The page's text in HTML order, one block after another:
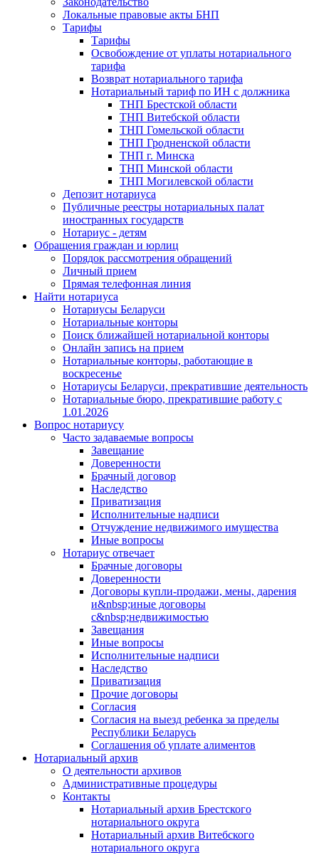
Локальные правовые акты БНП
Тарифы
Тарифы
Освобождение от уплаты нотариального
тарифа
Возврат нотариального тарифа
Нотариальный тариф по ИН с должника
ТНП Брестской области
ТНП Витебской области
ТНП Гомельской области
ТНП Гродненской области
ТНП г. Минска
ТНП Минской области
ТНП Могилевской области
Депозит нотариуса
Публичные реестры нотариальных палат
иностранных государств
Нотариус - детям
Обращения граждан и юрлиц
Порядок рассмотрения обращений
Личный прием
Прямая телефонная линия
Найти нотариуса
Нотариусы Беларуси
Нотариальные конторы
Поиск ближайшей нотариальной конторы
Онлайн запись на прием
Нотариальные конторы, работающие в
воскресенье
Нотариусы Беларуси, прекратившие деятельность
Нотариальные бюро, прекратившие работу с
1.01.2026
Вопрос нотариусу
Часто задаваемые вопросы
Завещание
Доверенности
Брачный договор
Наследство
Приватизация
Исполнительные надписи
Отчуждение недвижимого имущества
Иные вопросы
Нотариус отвечает
Брачные договоры
Доверенности
Договоры купли-продажи, мены, дарения
и&nbsp;иные договоры
с&nbsp;недвижимостью
Завещания
Иные вопросы
Исполнительные надписи
Наследство
Приватизация
Прочие договоры
Согласия
Согласия на выезд ребенка за пределы
Республики Беларусь
Соглашения об уплате алиментов
Нотариальный архив
О деятельности архивов
Административные процедуры
Контакты
Нотариальный архив Брестского
нотариального округа
Нотариальный архив Витебского
нотариального округа